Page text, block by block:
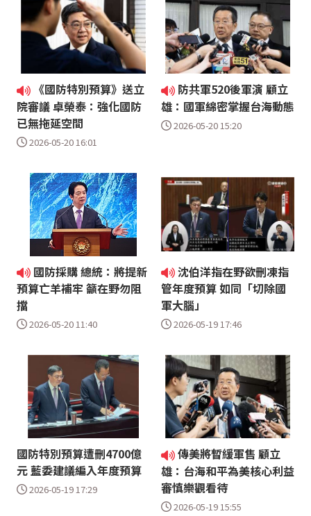
《國防特別預算》送立
院審議 卓榮泰：強化國防
已無拖延空間
2026-05-20 16:01
防共軍520後軍演 顧立
雄：國軍綿密掌握台海動態
2026-05-20 15:20
國防採購 總統：將提新
預算亡羊補牢 籲在野勿阻
擋
2026-05-20 11:40
沈伯洋指在野欲刪凍指
管年度預算 如同「切除國
軍大腦」
2026-05-19 17:46
國防特別預算遭刪4700億
元 藍委建議編入年度預算
2026-05-19 17:29
傳美將暫緩軍售 顧立
雄：台海和平為美核心利益
審慎樂觀看待
2026-05-19 15:55